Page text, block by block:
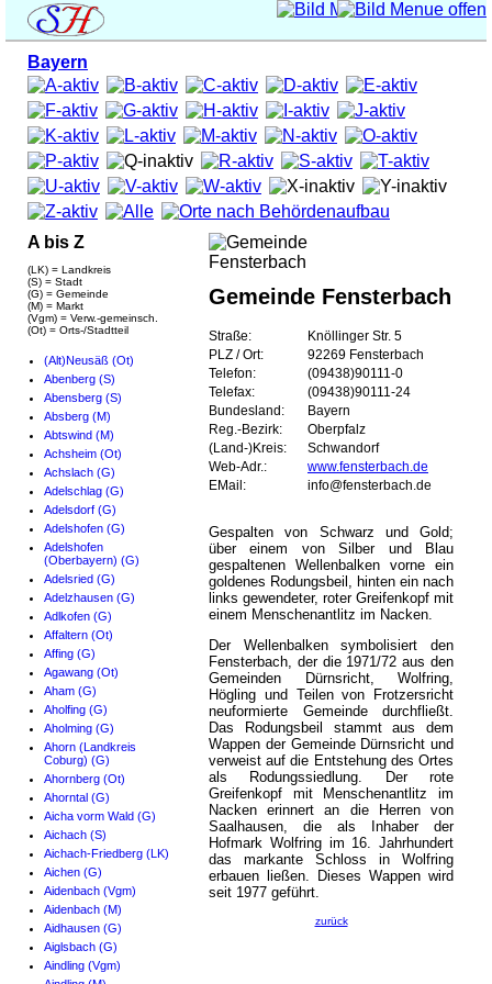
Bayern
A bis Z
(LK) = Landkreis
(S) = Stadt
(G) = Gemeinde
(M) = Markt
(Vgm) = Verw.-gemeinsch.
(Ot) = Orts-/Stadtteil
(Alt)Neusäß (Ot)
Abenberg (S)
Abensberg (S)
Absberg (M)
Abtswind (M)
Achsheim (Ot)
Achslach (G)
Adelschlag (G)
Adelsdorf (G)
Adelshofen (G)
Adelshofen
(Oberbayern) (G)
Adelsried (G)
Adelzhausen (G)
Adlkofen (G)
Affaltern (Ot)
Affing (G)
Agawang (Ot)
Aham (G)
Aholfing (G)
Aholming (G)
Ahorn (Landkreis
Coburg) (G)
Ahornberg (Ot)
Ahorntal (G)
Aicha vorm Wald (G)
Aichach (S)
Aichach-Friedberg (LK)
Aichen (G)
Aidenbach (Vgm)
Aidenbach (M)
Aidhausen (G)
Aiglsbach (G)
Aindling (Vgm)
Gemeinde Fensterbach
Straße:
Knöllinger Str. 5
PLZ / Ort:
92269 Fensterbach
Telefon:
(09438)90111-0
Telefax:
(09438)90111-24
Bundesland:
Bayern
Reg.-Bezirk:
Oberpfalz
(Land-)Kreis:
Schwandorf
Web-Adr.:
www.fensterbach.de
EMail:
info@fensterbach.de
Gespalten von Schwarz und Gold;
über einem von Silber und Blau
gespaltenen Wellenbalken vorne ein
goldenes Rodungsbeil, hinten ein nach
links gewendeter, roter Greifenkopf mit
einem Menschenantlitz im Nacken.
Der Wellenbalken symbolisiert den
Fensterbach, der die 1971/72 aus den
Gemeinden Dürnsricht, Wolfring,
Högling und Teilen von Frotzersricht
neuformierte Gemeinde durchfließt.
Das Rodungsbeil stammt aus dem
Wappen der Gemeinde Dürnsricht und
verweist auf die Entstehung des Ortes
als Rodungssiedlung. Der rote
Greifenkopf mit Menschenantlitz im
Nacken erinnert an die Herren von
Saalhausen, die als Inhaber der
Hofmark Wolfring im 16. Jahrhundert
das markante Schloss in Wolfring
erbauen ließen. Dieses Wappen wird
seit 1977 geführt.
zurück